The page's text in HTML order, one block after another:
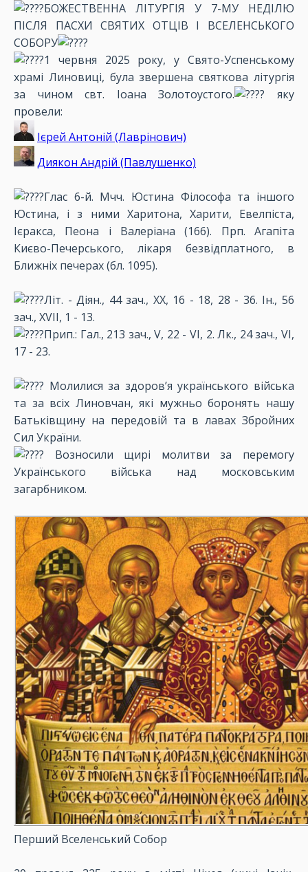
БОЖЕСТВЕННА ЛІТУРГІЯ У 7-МУ НЕДІЛЮ
ПІСЛЯ ПАСХИ СВЯТИХ ОТЦІВ І ВСЕЛЕНСЬКОГО
СОБОРУ
1 червня 2025 року, у Свято-Успенському
храмі Линовиці, була звершена святкова літургія
за чином свт. Іоана Золотоустого.
яку
провели:
Ієрей Антоній (Лаврінович)
Диякон Андрій (Павлушенко)
Глас 6-й. Мчч. Юстина Філософа та іншого
Юстина, і з ними Харитона, Харити, Евелпіста,
Ієракса, Пеона і Валеріана (166). Прп. Агапіта
Києво-Печерського, лікаря безвідплатного, в
Ближніх печерах (бл. 1095).
Літ. - Діян., 44 зач., XX, 16 - 18, 28 - 36. Ін., 56
зач., XVII, 1 - 13.
Прип.: Гал., 213 зач., V, 22 - VI, 2. Лк., 24 зач., VI,
17 - 23.
Молилися за здоров’я українського війська
та за всіх Линовчан, які мужньо боронять нашу
Батьківщину на передовій та в лавах Збройних
Сил України.
Возносили щирі молитви за перемогу
Українського війська над московським
загарбником.
Перший Вселенський Собор